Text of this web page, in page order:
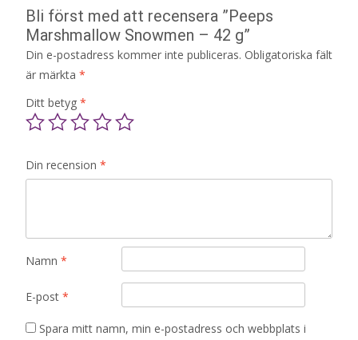
Bli först med att recensera ”Peeps
Marshmallow Snowmen – 42 g”
Din e-postadress kommer inte publiceras. Obligatoriska fält
är märkta *
Ditt betyg *
Din recension *
Namn *
E-post *
Spara mitt namn, min e-postadress och webbplats i